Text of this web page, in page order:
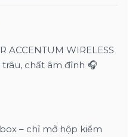
ACCENTUM WIRELESS
chất âm đỉnh 🎧
– chỉ mở hộp kiểm